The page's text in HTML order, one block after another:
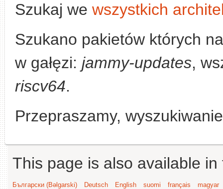
Szukaj we wszystkich
Szukano pakietów których
w gałęzi: jammy-updates,
riscv64.
Przepraszamy,
This page is also available
Български (Bəlgarski) Deutsch English suomi français
magyar